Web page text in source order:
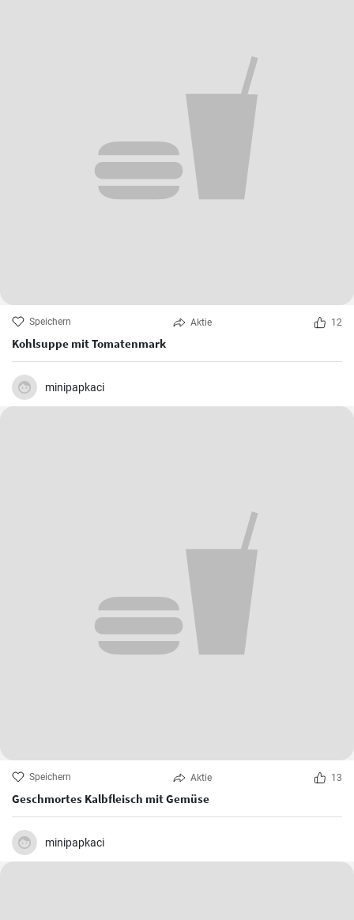
Speichern Aktie 12
Kohlsuppe mit Tomatenmark
minipapkaci
Speichern Aktie 13
Geschmortes Kalbfleisch mit Gemüse
minipapkaci